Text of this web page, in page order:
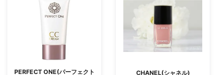
PERFECT ONE(パーフェクト
CHANEL(シャネル)